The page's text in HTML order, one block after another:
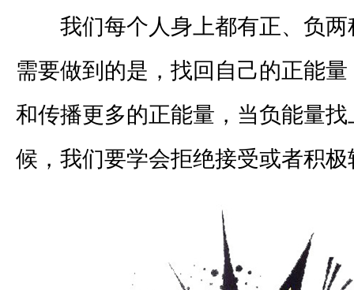
我们每个人身上都有正、负两
需要做到的是，找回自己的正能
和传播更多的正能量，当负能量
候，我们要学会拒绝接受或者积极